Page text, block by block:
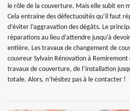
le rôle de la couverture. Mais elle subit en
Cela entraine des défectuosités qu’il faut
d’éviter l’aggravation des dégâts. Le
réparations au lieu d’attendre jusqu’à
entière. Les travaux de changement de
couvreur Sylvain Rénovation à
travaux de couverture, de l’installation
totale. Alors, n’hésitez pas à le contacter !